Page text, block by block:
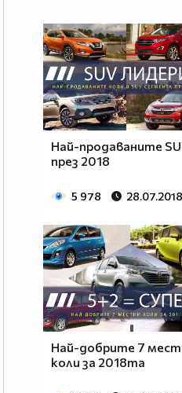
Най-продаваните
през 2018
5 978 28.07.2018
Най-добрите 7
коли за 2018та